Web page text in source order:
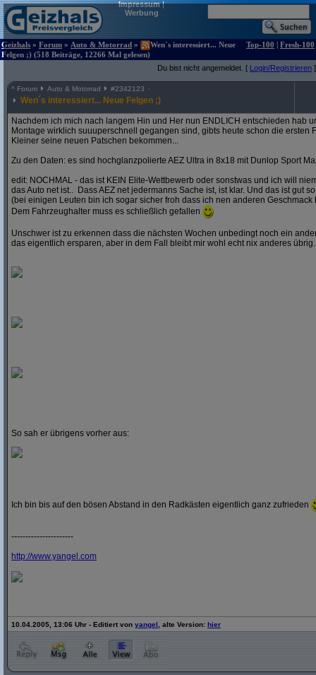
Impressum|
Werbung
Geizhals » Forum » Auto & Motorrad »
Wen´s interessiert... Neue
Felgen ;) (518 Beiträge, 12266 Mal gelesen)
Top-100 | Fresh-100
Du bist nicht angemeldet. [ Login/Registrieren ]
^ Forum Auto & Motorrad #2342123
Wen´s interessiert... Neue Felgen ;)
Nachdem ich mich nach langem Hin und Her nun ENDLICH entschieden hab
Montage wirklich suuuperschnell gegangen sind, gibts heute schon die ersten
Kleiner seine neuen Patschen bekommen...
Zu den Daten: es sind hochglanzpolierte AEZ Ultra in 8x18 mit Dunlop Sport
edit: NOCHMAL - das ist KEIN Elite-Wettbewerb oder sonstwas und ich will
das Auto net ist.. Dass AEZ net jedermanns Sache ist, ist klar. Und das ist gut
(bei einigen Leuten bin ich sogar sicher froh dass ich nen anderen Geschmack
Dem Fahrzeughalter muss es schließlich gefallen
Unschwer ist zu erkennen dass die nächsten Wochen unbedingt noch ein
das eigentlich ersparen, aber in dem Fall bleibt mir wohl echt nix anderes
So sah er übrigens vorher aus:
Ich bin bis auf den bösen Abstand in den Radkästen eigentlich ganz zufrieden
----------------------
http://www.yangel.com
10.04.2005, 13:06 Uhr - Editiert von yangel , alte Version: hier